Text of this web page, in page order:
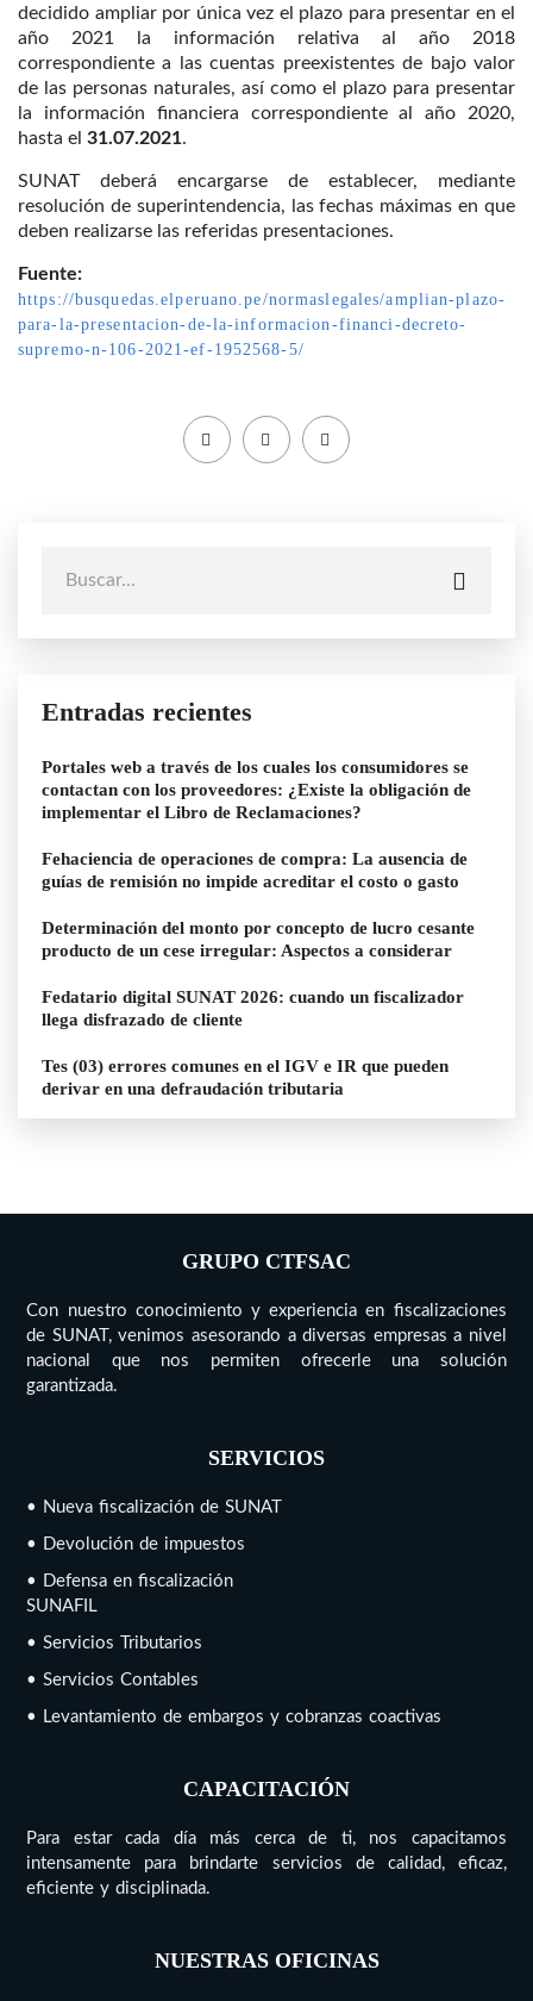
decidido ampliar por única vez el plazo para presentar en el
año 2021 la información relativa al año 2018
correspondiente a las cuentas preexistentes de bajo valor
de las personas naturales, así como el plazo para presentar
la información financiera correspondiente al año 2020,
hasta el 31.07.2021.
SUNAT deberá encargarse de establecer, mediante
resolución de superintendencia, las fechas máximas en que
deben realizarse las referidas presentaciones.
Fuente:
https://busquedas.elperuano.pe/normaslegales/amplian-plazo-
para-la-presentacion-de-la-informacion-financi-decreto-
supremo-n-106-2021-ef-1952568-5/
Entradas recientes
Portales web a través de los cuales los consumidores se
contactan con los proveedores: ¿Existe la obligación de
implementar el Libro de Reclamaciones?
Fehaciencia de operaciones de compra: La ausencia de
guías de remisión no impide acreditar el costo o gasto
Determinación del monto por concepto de lucro cesante
producto de un cese irregular: Aspectos a considerar
Fedatario digital SUNAT 2026: cuando un fiscalizador
llega disfrazado de cliente
Tes (03) errores comunes en el IGV e IR que pueden
derivar en una defraudación tributaria
GRUPO CTFSAC
Con nuestro conocimiento y experiencia en fiscalizaciones
de SUNAT, venimos asesorando a diversas empresas a nivel
nacional que nos permiten ofrecerle una solución
garantizada.
SERVICIOS
• Nueva fiscalización de SUNAT
• Devolución de impuestos
• Defensa en fiscalización
SUNAFIL
• Servicios Tributarios
• Servicios Contables
• Levantamiento de embargos y cobranzas coactivas
CAPACITACIÓN
Para estar cada día más cerca de ti, nos capacitamos
intensamente para brindarte servicios de calidad, eficaz,
eficiente y disciplinada.
NUESTRAS OFICINAS